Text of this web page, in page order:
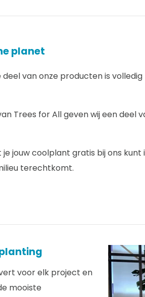
planet
van onze producten is
Trees for All geven wij een
je jouw coolplant gratis bij ons
terechtkomt.
voor elk project en
mooiste